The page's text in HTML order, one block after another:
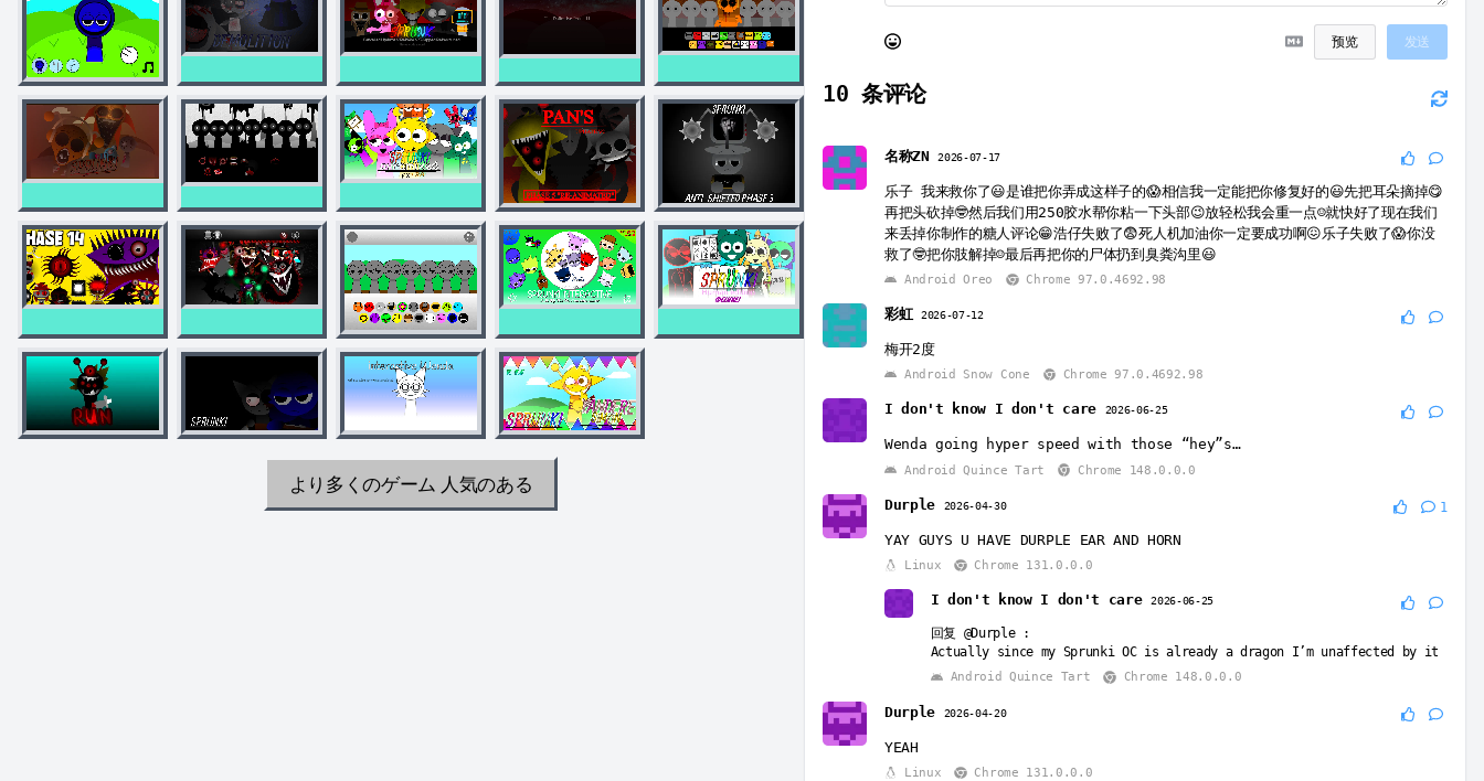
より多くのゲーム 人気のある
预览 发送
10 条评论
名称ZN 2026-07-17
乐子 我来救你了😃是谁把你弄成这样子的😱相信我一定能把你修复好的😃先把耳朵摘掉😋
再把头砍掉🤓然后我们用250胶水帮你粘一下头部😉放轻松我会重一点☺️就快好了现在我们
来丢掉你制作的糖人评论😁浩仔失败了😨死人机加油你一定要成功啊😖乐子失败了😱你没
救了🤓把你肢解掉☺️最后再把你的尸体扔到臭粪沟里😃
Android Oreo Chrome 97.0.4692.98
彩虹 2026-07-12
梅开2度
Android Snow Cone Chrome 97.0.4692.98
I don't know I don't care 2026-06-25
Wenda going hyper speed with those “hey”s…
Android Quince Tart Chrome 148.0.0.0
Durple 2026-04-30 1
YAY GUYS U HAVE DURPLE EAR AND HORN
Linux Chrome 131.0.0.0
I don't know I don't care2026-06-25
回复 @Durple:
Actually since my Sprunki OC is already a dragon I’m unaffected by it
Android Quince Tart
Chrome 148.0.0.0
Durple 2026-04-20
YEAH
Linux Chrome 131.0.0.0